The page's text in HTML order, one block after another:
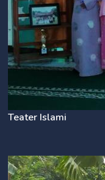
Teater Islami